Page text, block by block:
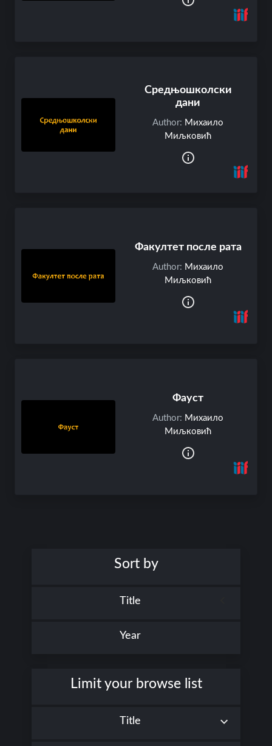
Sort by
Title
Year
Limit your browse list
Title
Средњошколски
дани
Author: Михаило
Миљковић
Факултет после рата
Author: Михаило
Миљковић
Фауст
Author: Михаило
Миљковић